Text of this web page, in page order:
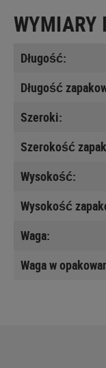
WYMIARY
Długość:
Długość
Szeroki:
Szerokość
Wysokość:
Wysokość
Waga:
Waga w